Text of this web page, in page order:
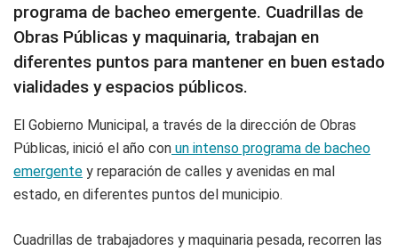
programa de bacheo emergente. Cuadrillas de
Obras Públicas y maquinaria, trabajan en
diferentes puntos para mantener en buen estado
vialidades y espacios públicos.
El Gobierno Municipal, a través de la dirección de Obras
Públicas, inició el año con un intenso programa de bacheo
emergente y reparación de calles y avenidas en mal
estado, en diferentes puntos del municipio.
Cuadrillas de trabajadores y maquinaria pesada, recorren las